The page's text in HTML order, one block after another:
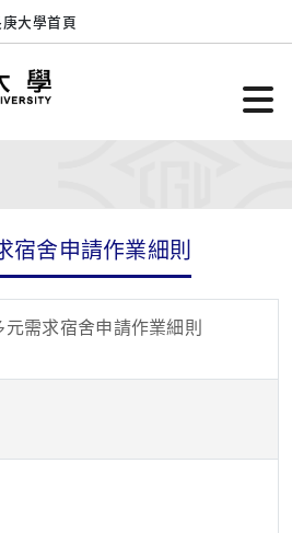
大學首頁
宿舍申請作業細則
元需求宿舍申請作業細則